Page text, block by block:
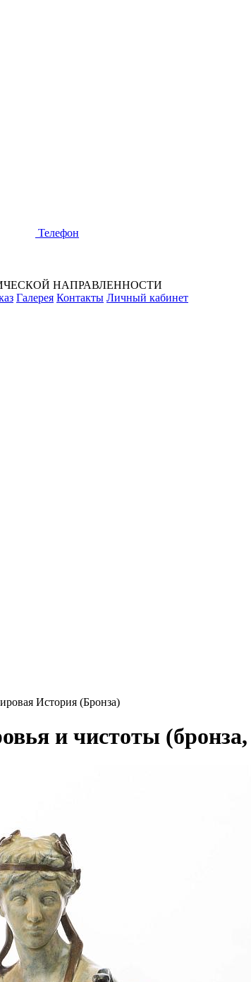
Телефон
НАПРАВЛЕННОСТИ
Галерея Контакты Личный кабинет
История (Бронза)
и чистоты